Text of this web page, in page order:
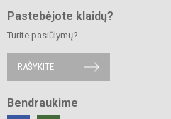
Pastebėjote klaidų?
Turite pasiūlymų?
RAŠYKITE
Bendraukime